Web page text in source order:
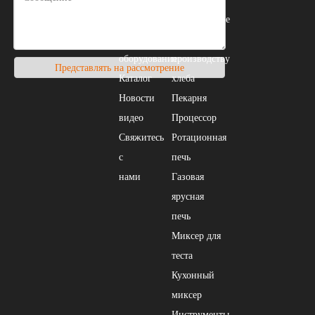
Представлять на рассмотрение
оборудование
Каталог
Новости
видео
Свяжитесь
с
нами
оборудование
производству
хлеба
Пекарня
Процессор
Ротационная
печь
Газовая
ярусная
печь
Миксер для
теста
Кухонный
миксер